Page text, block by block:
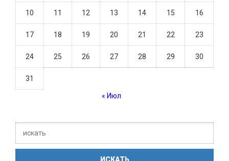
10 11 12 13 14 15 16
17 18 19 20 21 22 23
24 25 26 27 28 29 30
31
« Июл